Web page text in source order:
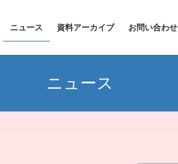
ニュース 資料アーカイブ お問い合わせ
ニュース